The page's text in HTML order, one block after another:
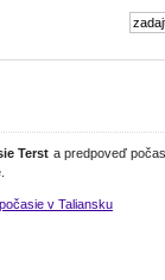
Terst a predpoveď
počasie v Taliansku